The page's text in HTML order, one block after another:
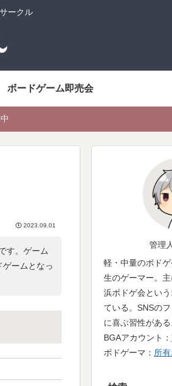
ークル
ボードゲーム即売会
2023.09.01
す。ゲーム
ゲームとなっ
管理
軽・中量のボド
生のゲーマー。
浜ボドゲ会とい
ている。SNSの
に喜ぶ習性がある
BGAアカウント：
ボドゲーマ： 所